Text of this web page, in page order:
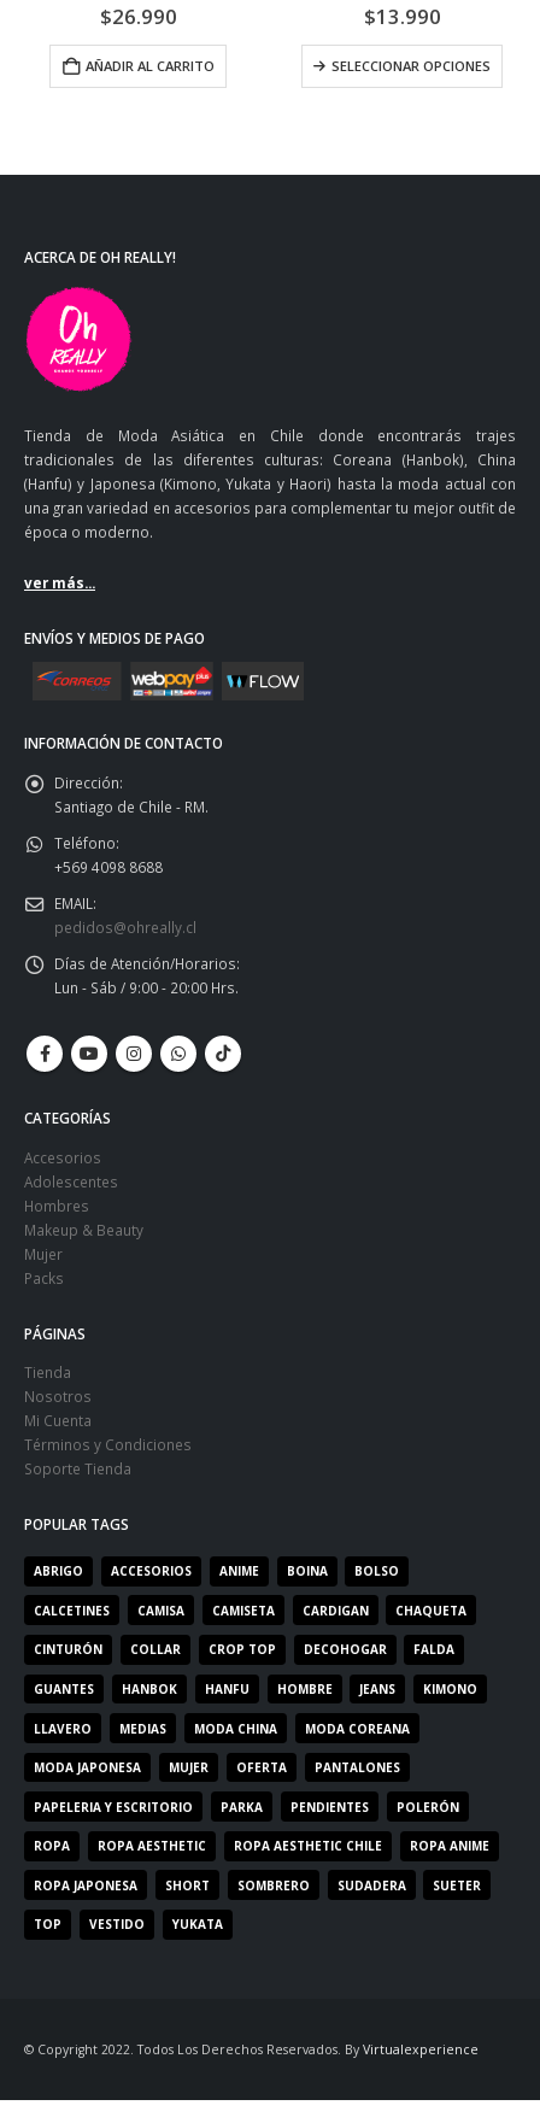
0 out of 5
$26.990
AÑADIR AL CARRITO
5.00 out of 5
$13.990
SELECCIONAR OPCIONES
ACERCA DE OH REALLY!
Tienda de Moda Asiática en Chile donde encontrarás trajes
tradicionales de las diferentes culturas: Coreana (Hanbok), China
(Hanfu) y Japonesa (Kimono, Yukata y Haori) hasta la moda actual con
una gran variedad en accesorios para complementar tu mejor outfit de
época o moderno.
ver más...
ENVÍOS Y MEDIOS DE PAGO
INFORMACIÓN DE CONTACTO
Dirección:
Santiago de Chile - RM.
Teléfono:
+569 4098 8688
EMAIL:
pedidos@ohreally.cl
Días de Atención/Horarios:
Lun - Sáb / 9:00 - 20:00 Hrs.
CATEGORÍAS
Accesorios
Adolescentes
Hombres
Makeup & Beauty
Mujer
Packs
PÁGINAS
Tienda
Nosotros
Mi Cuenta
Términos y Condiciones
Soporte Tienda
POPULAR TAGS
ABRIGO ACCESORIOS ANIME BOINA BOLSO
CALCETINES CAMISA CAMISETA CARDIGAN CHAQUETA
CINTURÓN COLLAR CROP TOP DECOHOGAR FALDA
GUANTES HANBOK HANFU HOMBRE JEANS KIMONO
LLAVERO MEDIAS MODA CHINA MODA COREANA
MODA JAPONESA MUJER OFERTA PANTALONES
PAPELERIA Y ESCRITORIO PARKA PENDIENTES POLERÓN
ROPA ROPA AESTHETIC ROPA AESTHETIC CHILE ROPA ANIME
ROPA JAPONESA SHORT SOMBRERO SUDADERA SUETER
TOP VESTIDO YUKATA
© Copyright 2022. Todos Los Derechos Reservados. By Virtualexperience